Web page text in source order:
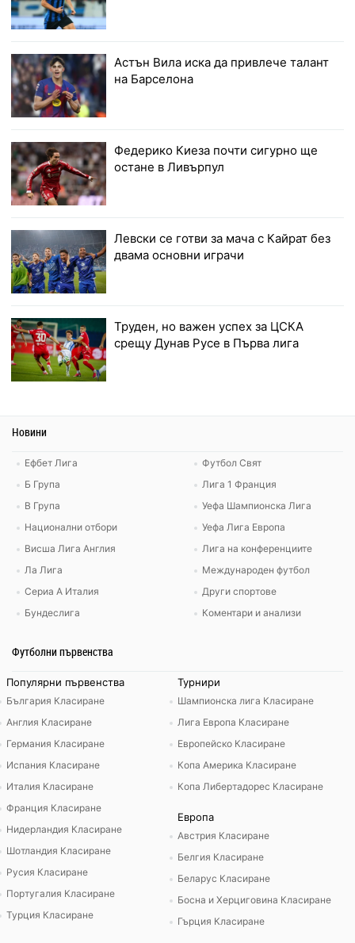
Астън Вила иска да привлече талант
на Барселона
Федерико Киеза почти сигурно ще
остане в Ливърпул
Левски се готви за мача с Кайрат без
двама основни играчи
Труден, но важен успех за ЦСКА
срещу Дунав Русе в Първа лига
Новини
Ефбет Лига
Б Група
В Група
Национални отбори
Висша Лига Англия
Ла Лига
Сериа А Италия
Бундеслига
Футбол Свят
Лига 1 Франция
Уефа Шампионска Лига
Уефа Лига Европа
Лига на конференциите
Международен футбол
Други спортове
Коментари и анализи
Футболни първенства
Популярни първенства
България Класиране
Англия Класиране
Германия Класиране
Испания Класиране
Италия Класиране
Франция Класиране
Нидерландия Класиране
Шотландия Класиране
Русия Класиране
Португалия Класиране
Турция Класиране
Турнири
Шампионска лига Класиране
Лига Европа Класиране
Европейско Класиране
Копа Америка Класиране
Копа Либертадорес Класиране
Европа
Австрия Класиране
Белгия Класиране
Беларус Класиране
Босна и Херциговина Класиране
Гърция Класиране